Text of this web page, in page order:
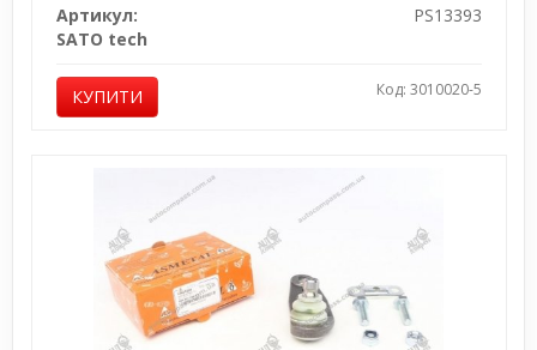
Артикул:
PS13393
SATO tech
КУПИТИ Код: 3010020-5